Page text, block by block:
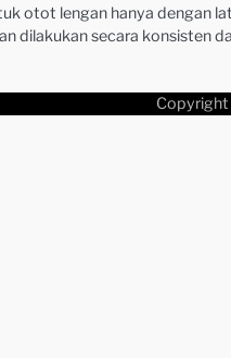
otot lengan hanya dengan
dilakukan secara konsisten